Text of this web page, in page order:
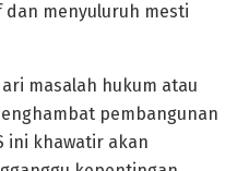
dan menyuluruh mesti
masalah hukum atau
pembangunan
ini khawatir akan